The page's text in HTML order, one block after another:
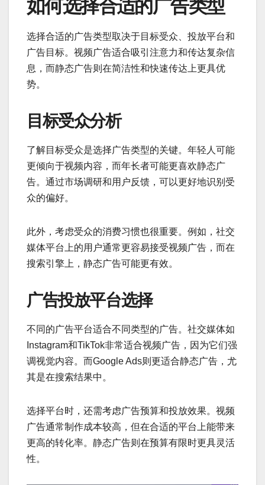
如何选择合适的广告类型
选择合适的广告类型取决于目标受众、投放平台和
广告目标。视频广告适合吸引注意力和传达复杂信
息，而静态广告则在简洁性和快速传达上更具优
势。
目标受众分析
了解目标受众是选择广告类型的关键。年轻人可能
更倾向于视频内容，而年长者可能更喜欢静态广
告。通过市场调研和用户反馈，可以更好地识别受
众的偏好。
此外，考虑受众的消费习惯也很重要。例如，社交
媒体平台上的用户通常更容易接受视频广告，而在
搜索引擎上，静态广告可能更有效。
广告投放平台选择
不同的广告平台适合不同类型的广告。社交媒体如
Instagram和TikTok非常适合视频广告，因为它们强
调视觉内容。而Google Ads则更适合静态广告，尤
其是在搜索结果中。
选择平台时，还需考虑广告预算和投放效果。视频
广告通常制作成本较高，但在合适的平台上能带来
更高的转化率。静态广告则在预算有限时更具灵活
性。